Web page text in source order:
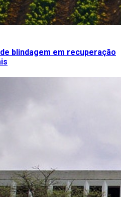
blindagem em recuperação